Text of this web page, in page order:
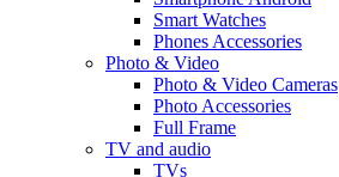
Smart Watches
Phones Accessories
Photo & Video
Photo & Video Cameras
Photo Accessories
Full Frame
TV and audio
TVs